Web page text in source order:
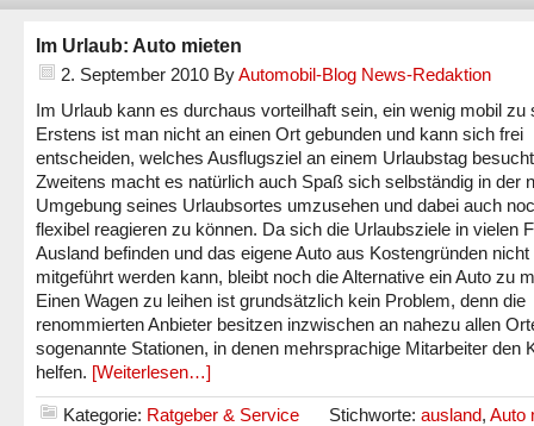
Im Urlaub: Auto mieten
2. September 2010 ByAutomobil-Blog News-Redaktion
Im Urlaub kann es durchaus vorteilhaft sein, ein wenig mobil zu
Erstens ist man nicht an einen Ort gebunden und kann sich frei
entscheiden, welches Ausflugsziel an einem Urlaubstag
Zweitens macht es natürlich auch Spaß sich selbständig in der
Umgebung seines Urlaubsortes umzusehen und dabei auch
flexibel reagieren zu können. Da sich die Urlaubsziele in vielen
Ausland befinden und das eigene Auto aus Kostengründen nicht
mitgeführt werden kann, bleibt noch die Alternative ein Auto zu
Einen Wagen zu leihen ist grundsätzlich kein Problem, denn die
renommierten Anbieter besitzen inzwischen an nahezu allen
sogenannte Stationen, in denen mehrsprachige Mitarbeiter den
helfen. [Weiterlesen…]
Kategorie: Ratgeber & Service Stichworte: ausland, Auto